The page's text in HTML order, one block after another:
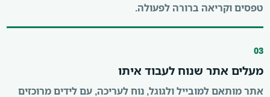
טפסים וקריאה ברורה לפעולה.
03
מעלים אתר שנוח לעבוד איתו
אתר מותאם למובייל ולגוגל, נוח לעריכה, עם לידים מרוכזים